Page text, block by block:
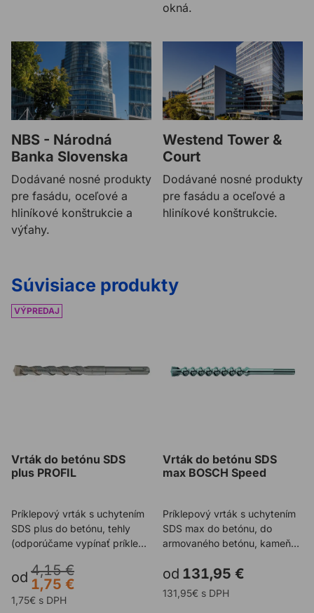
okná.
NBS - Národná
Banka Slovenska
Dodávané nosné produkty
pre fasádu, oceľové a
hliníkové konštrukcie a
výťahy.
Westend Tower &
Court
Dodávané nosné produkty
pre fasádu a oceľové a
hliníkové konštrukcie.
Súvisiace produkty
Vrták do betónu SDS plus PROFIL
Vrták do betónu SDS
plus PROFIL
Príklepový vrták s uchytením
SDS plus do betónu, tehly
(odporúčame vypínať príklep),
od 4,15 €
1,75 €
1,75€ s DPH
Vrták do betónu SDS
max BOSCH Speed
Príklepový vrták s uchytením
SDS max do betónu, do
armovaného betónu, kameňa,
od 131,95 €
131,95€ s DPH